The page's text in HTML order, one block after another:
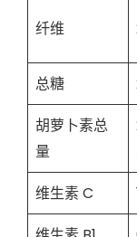
纤维
总糖
胡萝卜素总
量
维生素 C